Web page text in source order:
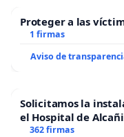
Proteger a las
1 firmas
Aviso de
Solicitamos la
el Hospital de
362 firmas